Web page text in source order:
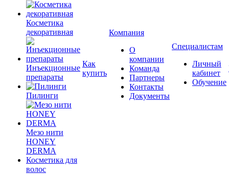
Косметика
декоративная
Инъекционные
препараты
Пилинги
Мезо нити
HONEY
DERMA
Косметика для
волос
Как
купить
Компания
О
компании
Команда
Партнеры
Контакты
Документы
Специалистам
Личный
кабинет
Обучение